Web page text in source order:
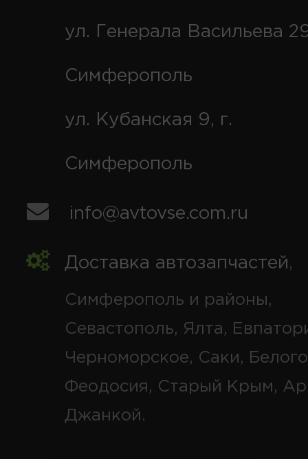
ул. Генерала Васильева
Симферополь
ул. Кубанская 9, г.
Симферополь
info@avtovse.com.ru
Доставка автозапчастей,
Симферополь и районы,
Севастополь, Ялта,
Черноморское, Саки,
Феодосия, Старый Крым,
Джанкой.